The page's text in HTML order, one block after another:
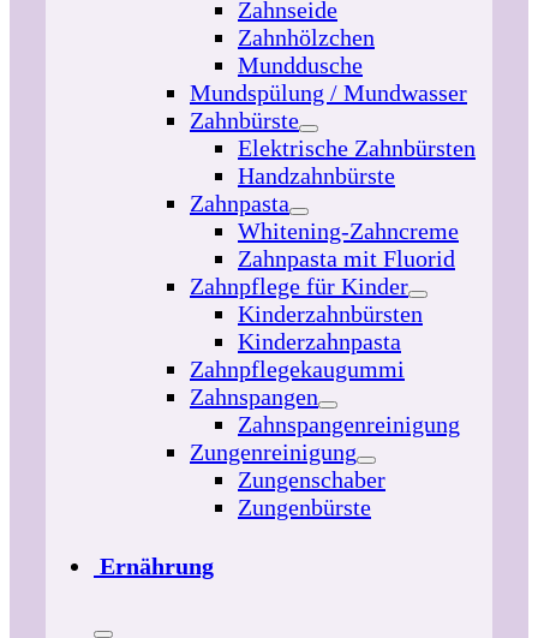
Zahnseide
Zahnhölzchen
Munddusche
Mundspülung / Mundwasser
Zahnbürste
Elektrische Zahnbürsten
Handzahnbürste
Zahnpasta
Whitening-Zahncreme
Zahnpasta mit Fluorid
Zahnpflege für Kinder
Kinderzahnbürsten
Kinderzahnpasta
Zahnpflegekaugummi
Zahnspangen
Zahnspangenreinigung
Zungenreinigung
Zungenschaber
Zungenbürste
Ernährung